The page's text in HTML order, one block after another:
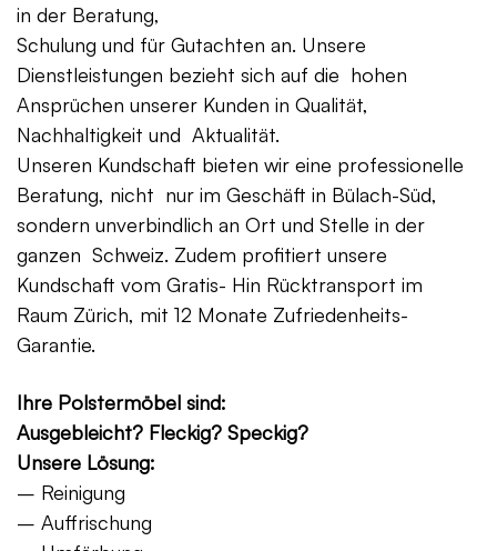
in der Beratung,
Schulung und für Gutachten an. Unsere
Dienstleistungen bezieht sich auf die hohen
Ansprüchen unserer Kunden in Qualität,
Nachhaltigkeit und Aktualität.
Unseren Kundschaft bieten wir eine professionelle
Beratung, nicht nur im Geschäft in Bülach-Süd,
sondern unverbindlich an Ort und Stelle in der
ganzen Schweiz. Zudem profitiert unsere
Kundschaft vom Gratis- Hin Rücktransport im
Raum Zürich, mit 12 Monate Zufriedenheits-
Garantie.
Ihre Polstermöbel sind:
Ausgebleicht? Fleckig? Speckig?
Unsere Lösung:
– Reinigung
– Auffrischung